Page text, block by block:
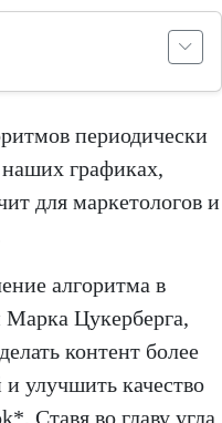
периодически
графиках,
для маркетологов и
алгоритма в
Марка Цукерберга,
контент более
улучшить качество
Ставя во главу угла